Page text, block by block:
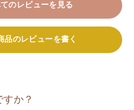
のレビューを見る
品のレビューを書く
か？